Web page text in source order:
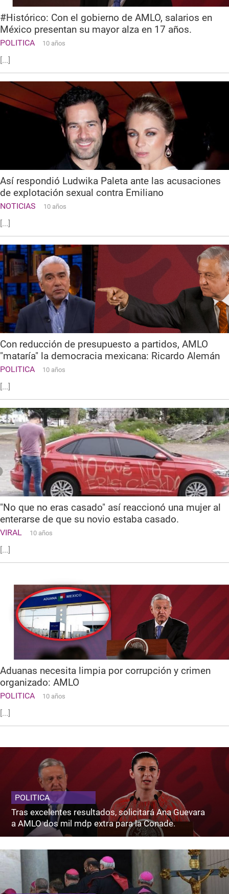
#Histórico: Con el gobierno de AMLO, salarios en
México presentan su mayor alza en 17 años.
POLITICA 10 años
[...]
Así respondió Ludwika Paleta ante las acusaciones
de explotación sexual contra Emiliano
NOTICIAS 10 años
[...]
Con reducción de presupuesto a partidos, AMLO
"mataría" la democracia mexicana: Ricardo Alemán
POLITICA 10 años
[...]
"No que no eras casado" así reaccionó una mujer al
enterarse de que su novio estaba casado.
VIRAL 10 años
[...]
Aduanas necesita limpia por corrupción y crimen
organizado: AMLO
POLITICA 10 años
[...]
POLITICA
Tras excelentes resultados, solicitará Ana Guevara
a AMLO dos mil mdp extra para la Conade.